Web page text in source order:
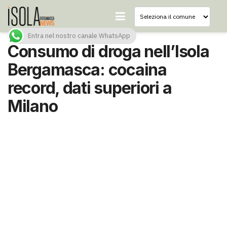
Consumo di droga nell’Isola
Bergamasca: cocaina
record, dati superiori a
Milano
Entra nel nostro canale WhatsApp